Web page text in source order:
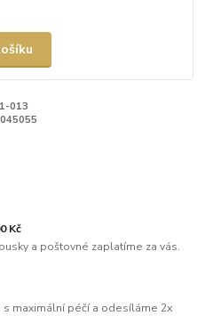
013
Kč
a poštovné zaplatíme za vás.
maximální péčí a odesíláme 2x